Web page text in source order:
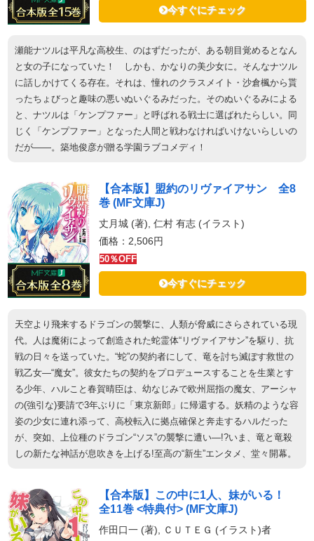
今すぐにチェック
瀬能ナツルは平凡な高校生、のはずだったが、ある朝目覚めるとなん
と女の子になっていた！ しかも、かなりの美少女に。そんなナツル
に話しかけてくる存在。それは、憧れのクラスメイト・沙倉楓から貰
ったちょびっと趣味の悪いぬいぐるみだった。そのぬいぐるみによる
と、ナツルは「ケンプファー」と呼ばれる戦士に選ばれたらしい。同
じく「ケンプファー」となった人間と戦わなければいけないらしいの
だが――。築地俊彦が贈る学園ラブコメディ！
【合本版】盟約のリヴァイアサン 全8
巻 (MF文庫J)
丈月城 (著), 仁村 有志 (イラスト)
価格：2,506円
50％OFF
今すぐにチェック
天空より飛来するドラゴンの襲撃に、人類が脅威にさらされている現
代。人は魔術によって創造された蛇霊体“リヴァイアサン”を駆り、抗
戦の日々を送っていた。“蛇”の契約者にして、竜を討ち滅ぼす救世の
戦乙女―“魔女”。彼女たちの契約をプロデュースすることを生業とす
る少年、ハルこと春賀晴臣は、幼なじみで欧州屈指の魔女、アーシャ
の(強引な)要請で3年ぶりに「東京新郎」に帰還する。妖精のような容
姿の少女に連れ添って、高校転入に拠点確保と奔走するハルだった
が、突如、上位種のドラゴン“ソス”の襲撃に遭い―!?いま、竜と竜殺
しの新たな神話が息吹きを上げる!至高の“新生”エンタメ、堂々開幕。
【合本版】この中に1人、妹がいる！
全11巻 <特典付> (MF文庫J)
作田口一 (著), ＣＵＴＥＧ (イラスト)者